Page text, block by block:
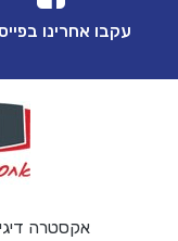
עקבו אחרינו
אקסטרה